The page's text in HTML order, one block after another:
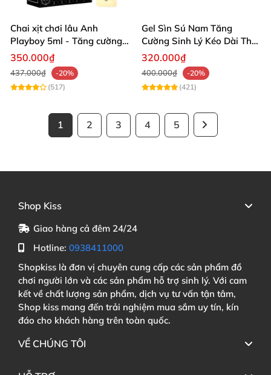
Chai xịt chơi lâu Anh
Playboy 5ml - Tăng cường
bền bỉ, dễ dùng
350.000₫
437.000₫
-20%
(517)
Gel Sìn Sú Nam Tăng
Cường Sinh Lý Kéo Dài Thời
Gian Yêu
320.000₫
400.000₫
-20%
(421)
1 2 3 4 5
Shop Kiss
Giao hàng cả đêm 24/24
Hotline: 0938411000
Shopkiss là đơn vị chuyên cung cấp các sản phẩm đồ
chơi người lớn và các sản phẩm hỗ trợ sinh lý. Với cam
kết về chất lượng sản phẩm, dịch vụ tư vấn tận tâm,
Shop kiss mang đến trải nghiệm mua sắm uy tín, kín
đáo cho khách hàng trên toàn quốc.
VỀ CHÚNG TÔI